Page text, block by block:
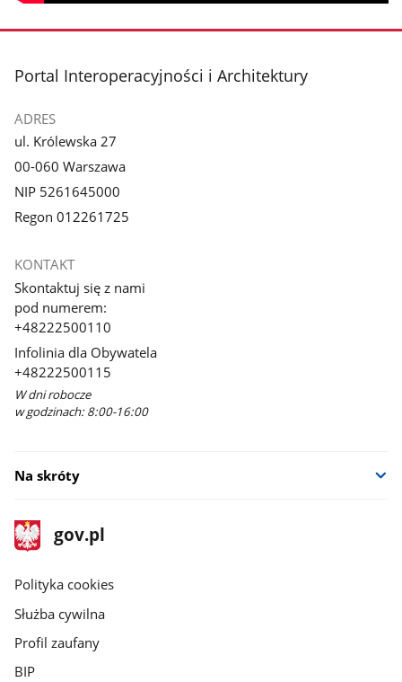
stopka
Portal Interoperacyjności i Architektury
ADRES
ul. Królewska 27
00-060 Warszawa
NIP 5261645000
Regon 012261725
KONTAKT
Skontaktuj się z nami
pod numerem:
+48222500110
Infolinia dla Obywatela
+48222500115
W dni robocze
w godzinach: 8:00-16:00
Na skróty
stopka
gov.pl
Strona
gov.pl
gov.pl
Polityka cookies
Służba cywilna
Profil zaufany
BIP